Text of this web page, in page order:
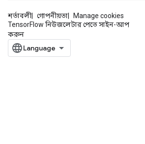
শর্তাবলী গোপনীয়তা
Manage cookies
TensorFlow নিউজলেটার পেতে সাইন-আপ
করুন